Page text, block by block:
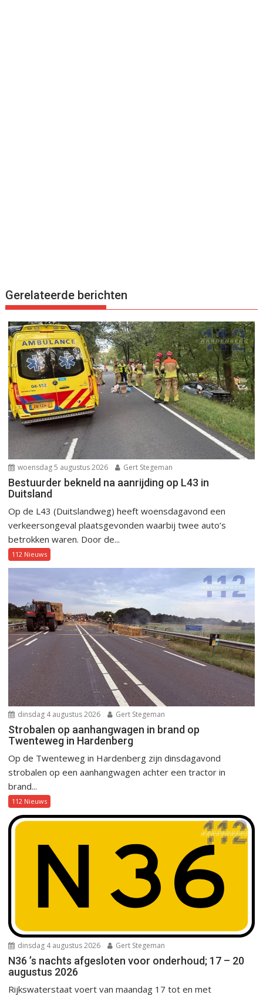
Gerelateerde berichten
woensdag 5 augustus 2026 Gert Stegeman
Bestuurder bekneld na aanrijding op L43 in
Duitsland
Op de L43 (Duitslandweg) heeft woensdagavond een
verkeersongeval plaatsgevonden waarbij twee auto’s
betrokken waren. Door de...
112 Nieuws
dinsdag 4 augustus 2026 Gert Stegeman
Strobalen op aanhangwagen in brand op
Twenteweg in Hardenberg
Op de Twenteweg in Hardenberg zijn dinsdagavond
strobalen op een aanhangwagen achter een tractor in
brand...
112 Nieuws
dinsdag 4 augustus 2026 Gert Stegeman
N36 ’s nachts afgesloten voor onderhoud; 17 – 20
augustus 2026
Rijkswaterstaat voert van maandag 17 tot en met